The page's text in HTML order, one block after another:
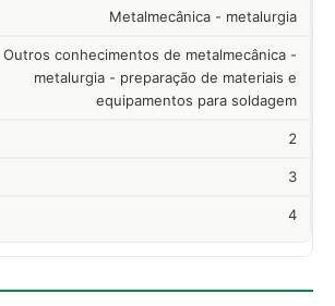
Metalmecânica - metalurgia
Outros conhecimentos de metalmecânica -
metalurgia - preparação de materiais e
equipamentos para soldagem
2
3
4